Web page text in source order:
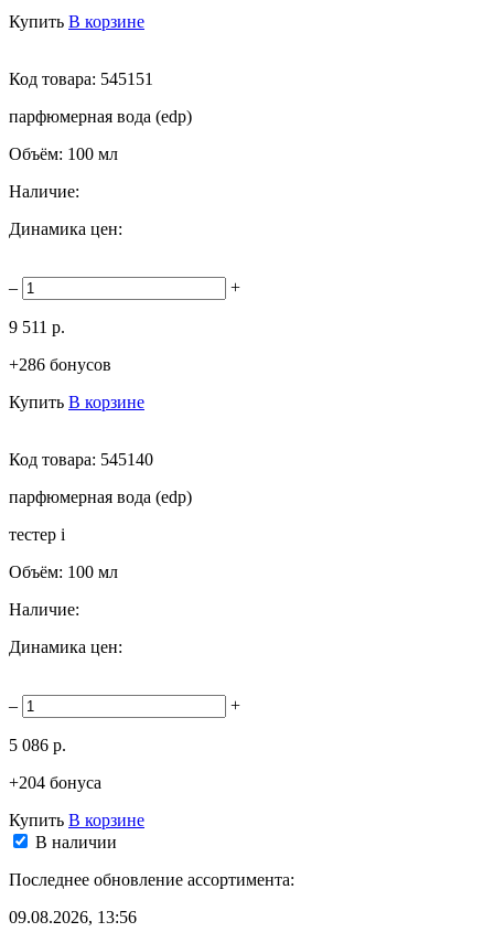
Купить В корзине
Код товара: 545151
парфюмерная вода (edp)
Объём: 100 мл
Наличие:
Динамика цен:
– +
9 511 р.
+286 бонусов
Купить В корзине
Код товара: 545140
парфюмерная вода (edp)
тестер i
Объём: 100 мл
Наличие:
Динамика цен:
– +
5 086 р.
+204 бонуса
Купить В корзине
В наличии
Последнее обновление ассортимента:
09.08.2026, 13:56